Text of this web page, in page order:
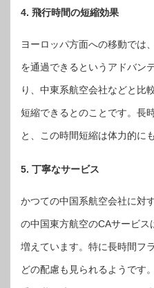
4. 飛行時間の短縮効果
ヨーロッパ方面への移動では
を通過できるというアドバン
り、中東系航空会社などと比
短縮できるとのことです。長
と、この時間短縮は体力的に
5. 丁寧なサービス
かつての中国系航空会社に対
の中国東方航空のCAサービ
増えています。特に長時間フ
どの配慮も見られるようです